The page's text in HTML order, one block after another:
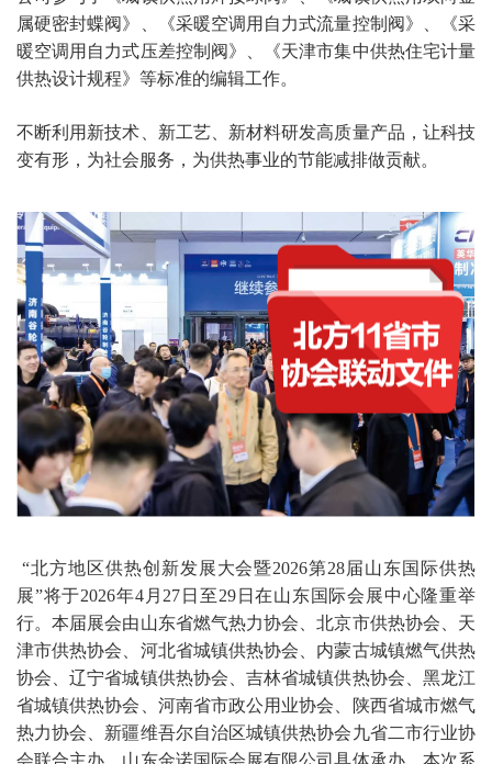
属硬密封蝶阀》、《采暖空调用自力式流量控制阀》、《采
暖空调用自力式压差控制阀》、《天津市集中供热住宅计量
供热设计规程》等标准的编辑工作。
不断利用新技术、新工艺、新材料研发高质量产品，让科技
变有形，为社会服务，为供热事业的节能减排做贡献。
“北方地区供热创新发展大会暨2026第28届山东国际供热
展”将于2026年4月27日至29日在山东国际会展中心隆重举
行。本届展会由山东省燃气热力协会、北京市供热协会、天
津市供热协会、河北省城镇供热协会、内蒙古城镇燃气供热
协会、辽宁省城镇供热协会、吉林省城镇供热协会、黑龙江
省城镇供热协会、河南省市政公用业协会、陕西省城市燃气
热力协会、新疆维吾尔自治区城镇供热协会九省二市行业协
会联合主办，山东金诺国际会展有限公司具体承办。本次系